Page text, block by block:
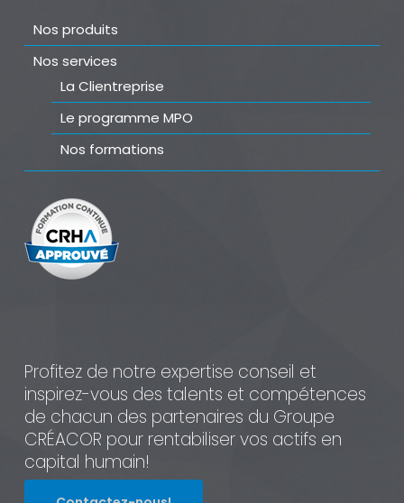
Nos produits
Nos services
La Clientreprise
Le programme MPO
Nos formations
Profitez de notre expertise conseil et
inspirez-vous des talents et compétences
de chacun des partenaires du Groupe
CRÉACOR pour rentabiliser vos actifs en
capital humain!